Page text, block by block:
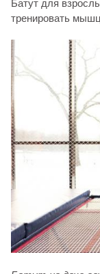
Батут для
тренировать